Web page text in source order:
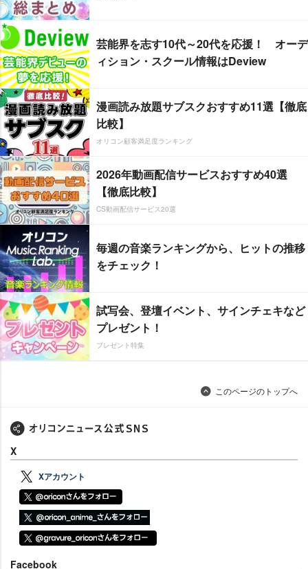
芸能界を志す10代～20代を応援！ オーデ
ィション・スクール情報はDeview
漫画読み放題サブスクおすすめ11選【徹底
比較】
オリコン顧客満足度ランキング
2026年動画配信サービスおすすめ40選
【徹底比較】
CS動画配信サービス20選
毎週の音楽ランキングから、ヒットの推移
をチェック！
試写会、登壇イベント、サインチェキなど
プレゼント！
プレゼント特集
このページのトップへ
X
Xアカウント
Facebook